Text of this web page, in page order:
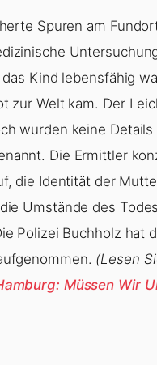
Spuren am
Kind lebensfähig
zur Welt kam. Der
wurden keine Details
Die Ermittler
die Identität der
Umstände des Todes
Polizei Buchholz hat
(Lesen
Müssen Wir